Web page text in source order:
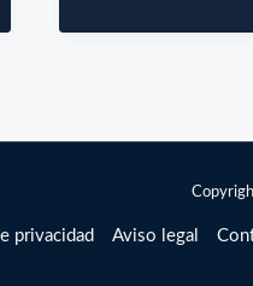
de
privacidad Aviso legal